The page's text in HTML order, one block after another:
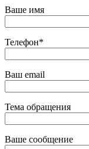
Ваше имя
Телефон*
Ваш email
Тема обращения
Ваше сообщение